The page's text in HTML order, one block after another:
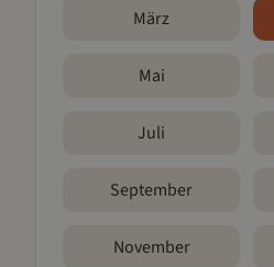
März
Mai
Juli
September
November